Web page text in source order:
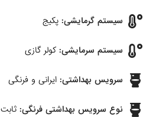
سیستم گرمایشی: پکیج
سیستم سرمایشی: کولر گازی
سرویس بهداشتی: ایرانی و فرنگی
نوع سرویس بهداشتی فرنگی: ثابت